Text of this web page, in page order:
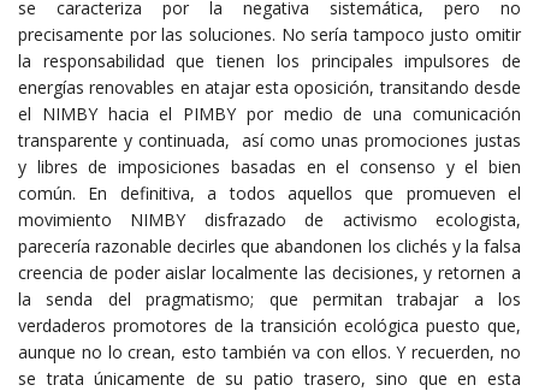
se caracteriza por la negativa sistemática, pero no
precisamente por las soluciones. No sería tampoco justo omitir
la responsabilidad que tienen los principales impulsores de
energías renovables en atajar esta oposición, transitando desde
el NIMBY hacia el PIMBY por medio de una comunicación
transparente y continuada, así como unas promociones justas
y libres de imposiciones basadas en el consenso y el bien
común. En definitiva, a todos aquellos que promueven el
movimiento NIMBY disfrazado de activismo ecologista,
parecería razonable decirles que abandonen los clichés y la falsa
creencia de poder aislar localmente las decisiones, y retornen a
la senda del pragmatismo; que permitan trabajar a los
verdaderos promotores de la transición ecológica puesto que,
aunque no lo crean, esto también va con ellos. Y recuerden, no
se trata únicamente de su patio trasero, sino que en esta